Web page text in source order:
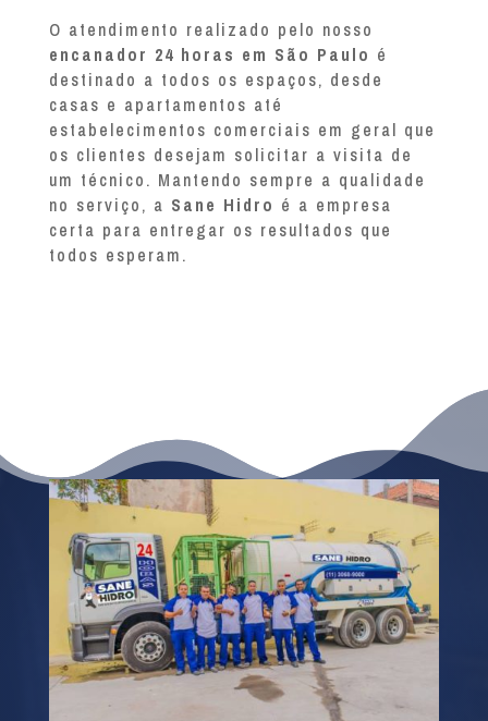
O atendimento realizado pelo nosso
encanador 24 horas em São Paulo é
destinado a todos os espaços, desde
casas e apartamentos até
estabelecimentos comerciais em geral que
os clientes desejam solicitar a visita de
um técnico. Mantendo sempre a qualidade
no serviço, a Sane Hidro é a empresa
certa para entregar os resultados que
todos esperam.